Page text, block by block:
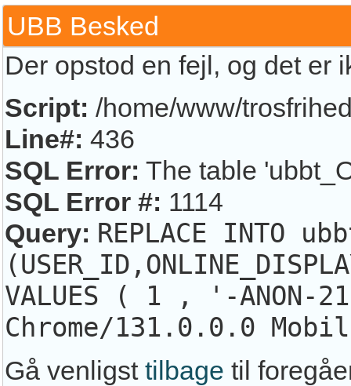
UBB Besked
Der opstod en fejl, og det
Script: /home/www/
Line#: 436
SQL Error: The table
SQL Error #: 1114
Query: REPLACE INTO
VALUES ( 1 , '-
Chrome/131.0.0.0
Gå venligst tilbage til